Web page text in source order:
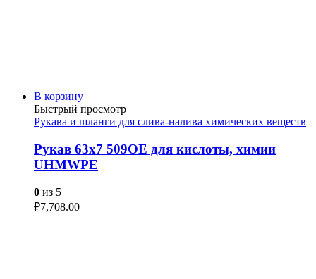
В корзину
Быстрый просмотр
Рукава и шланги для слива-налива химических веществ
Рукав 63х7 509OE для кислоты, химии
UHMWPE
0 из 5
₽7,708.00